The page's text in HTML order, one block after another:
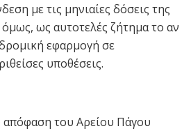
με τις μηνιαίες δόσεις της
όμως, ως αυτοτελές ζήτημα το αν
εφαρμογή σε
υποθέσεις.
απόφαση του Αρείου Πάγου